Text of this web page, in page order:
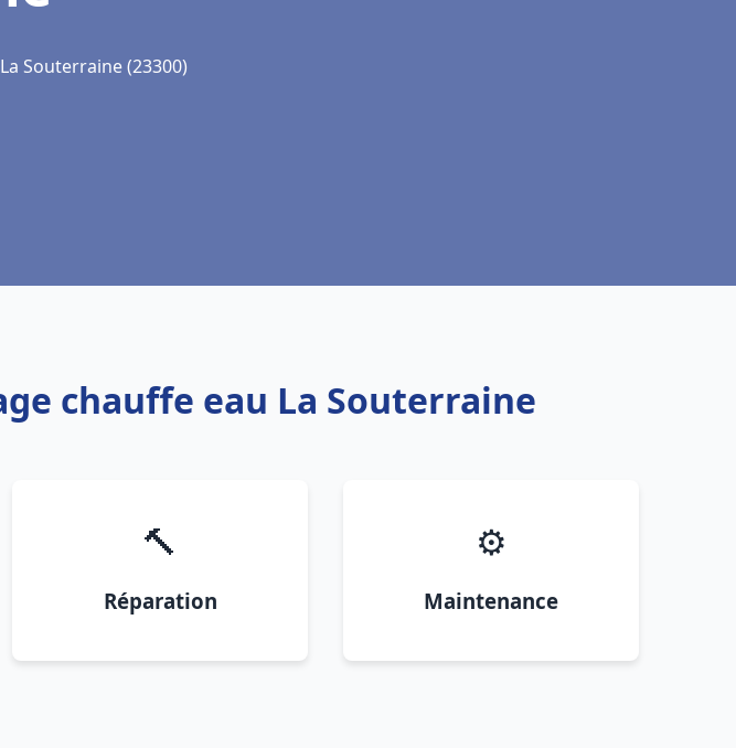
Souterraine (23300)
chauffe eau La Souterraine
🔨
Réparation
⚙️
Maintenance